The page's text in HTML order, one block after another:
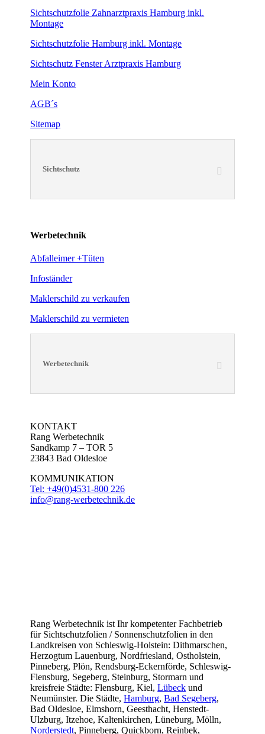
Sichtschutzfolie Zahnarztpraxis Hamburg inkl.
Montage
Sichtschutzfolie Hamburg inkl. Montage
Sichtschutz Fenster Arztpraxis Hamburg
Mein Konto
AGB´s
Sitemap
Sichtschutz
Werbetechnik
Abfalleimer +Tüten
Infoständer
Maklerschild zu verkaufen
Maklerschild zu vermieten
Werbetechnik
KONTAKT
Rang Werbetechnik
Sandkamp 7 – TOR 5
23843 Bad Oldesloe
KOMMUNIKATION
Tel: +49(0)4531-800 226
info@rang-werbetechnik.de
Rang Werbetechnik ist Ihr kompetenter Fachbetrieb
für Sichtschutzfolien / Sonnenschutzfolien in den
Landkreisen von Schleswig-Holstein: Dithmarschen,
Herzogtum Lauenburg, Nordfriesland, Ostholstein,
Pinneberg, Plön, Rendsburg-Eckernförde, Schleswig-
Flensburg, Segeberg, Steinburg, Stormarn und
kreisfreie Städte: Flensburg, Kiel,Lübeck und
Neumünster. Die Städte,Hamburg,Bad Segeberg,
Bad Oldesloe, Elmshorn, Geesthacht, Henstedt-
Ulzburg, Itzehoe, Kaltenkirchen, Lüneburg, Mölln,
Norderstedt, Pinneberg, Quickborn, Reinbek,